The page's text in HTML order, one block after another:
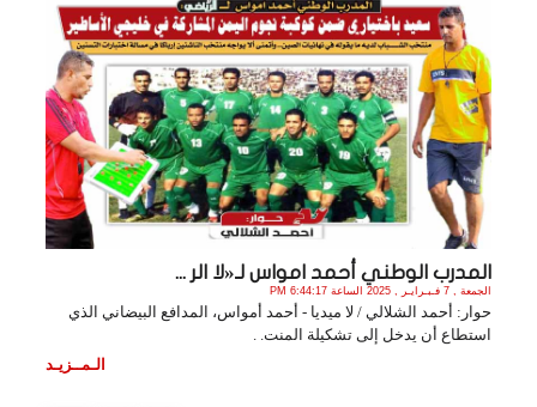
المدرب الوطني أحمد امواس لـ«لا الر ...
الجمعة , 7 فـبـرايـر , 2025 الساعة 6:44:17 PM
حوار: أحمد الشلالي / لا ميديا - أحمد أمواس، المدافع البيضاني الذي
استطاع أن يدخل إلى تشكيلة المنت. .
الـمــزيـد